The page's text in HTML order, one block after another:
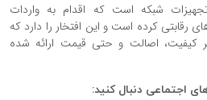
شبکه است که اقدام به واردات
کرده است و این افتخار را دارد که
کیفیت، اصالت و حتی قیمت ارائه شده
اجتماعی دنبال کنید: